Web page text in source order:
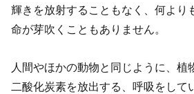
輝きを放射することもなく、何より
命が芽吹くこともありません。
人間やほかの動物と同じように、植
二酸化炭素を放出する、呼吸をして